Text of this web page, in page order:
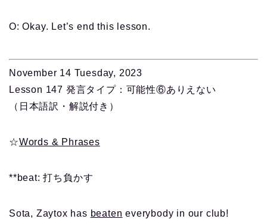
O: Okay. Let’s end this lesson.
November 14 Tuesday, 2023
Lesson 147 発言タイプ：可能性⑥ありえない
（日本語訳・解説付き）
☆Words & Phrases
**beat: 打ち負かす
Sota, Zaytox has beaten everybody in our club!